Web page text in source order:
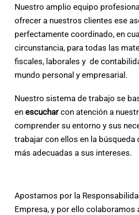
Nuestro amplio equipo
ofrecer a nuestros clientes ese
perfectamente coordinado, en
circunstancia, para todas las
fiscales, laborales y de
mundo personal y empresarial.
Nuestro sistema de trabajo se
en escucharcon atención a
comprender su entorno y sus
trabajar con ellos en la búsqueda
más adecuadas a sus intereses.
Apostamos por la
Empresa, y por ello colaboramos